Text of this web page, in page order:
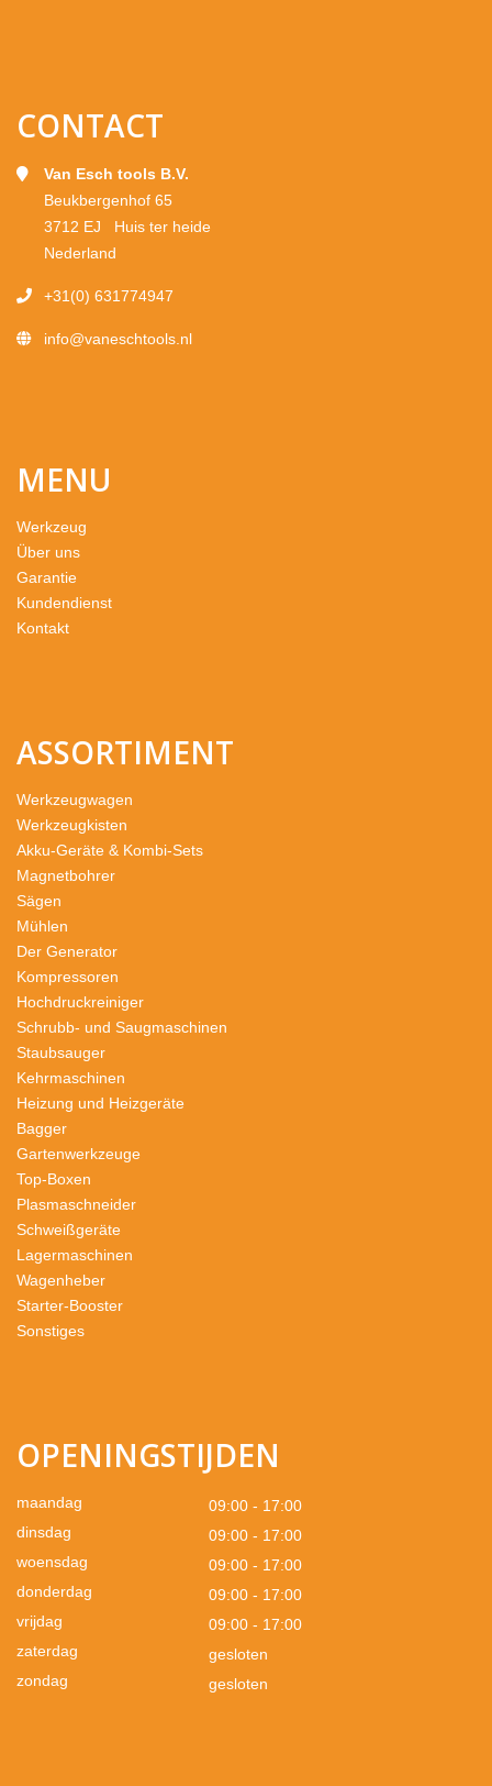
CONTACT
Van Esch tools B.V.
Beukbergenhof 65
3712 EJ Huis ter heide
Nederland
+31(0) 631774947
info@vaneschtools.nl
MENU
Werkzeug
Über uns
Garantie
Kundendienst
Kontakt
ASSORTIMENT
Werkzeugwagen
Werkzeugkisten
Akku-Geräte & Kombi-Sets
Magnetbohrer
Sägen
Mühlen
Der Generator
Kompressoren
Hochdruckreiniger
Schrubb- und Saugmaschinen
Staubsauger
Kehrmaschinen
Heizung und Heizgeräte
Bagger
Gartenwerkzeuge
Top-Boxen
Plasmaschneider
Schweißgeräte
Lagermaschinen
Wagenheber
Starter-Booster
Sonstiges
OPENINGSTIJDEN
maandag
09:00 - 17:00
dinsdag
09:00 - 17:00
woensdag
09:00 - 17:00
donderdag
09:00 - 17:00
vrijdag
09:00 - 17:00
zaterdag
gesloten
zondag
gesloten